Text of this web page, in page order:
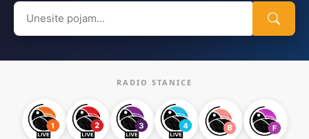
Search
for:
RADIO STANICE